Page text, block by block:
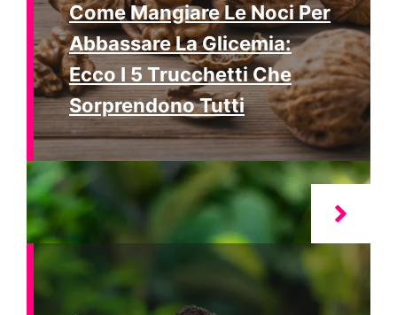
Come Mangiare Le Noci Per
Abbassare La Glicemia:
Ecco I 5 Trucchetti Che
Sorprendono Tutti